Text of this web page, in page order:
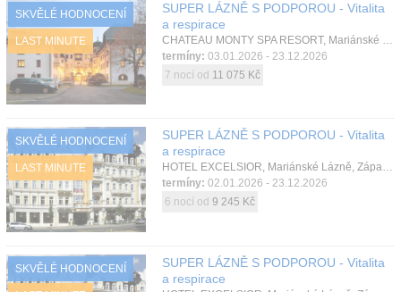
SKVĚLÉ HODNOCENÍ
LAST MINUTE
SUPER LÁZNĚ S PODPOROU - Vitalita
a respirace
CHATEAU MONTY SPA RESORT, Mariánské Lázně, Západní Čechy, Česká republika
termíny: 03.01.2026 - 23.12.2026
7 nocí od 11 075 Kč
SKVĚLÉ HODNOCENÍ
LAST MINUTE
SUPER LÁZNĚ S PODPOROU - Vitalita
a respirace
HOTEL EXCELSIOR, Mariánské Lázně, Západní Čechy, Česká republika
termíny: 02.01.2026 - 23.12.2026
6 nocí od 9 245 Kč
SKVĚLÉ HODNOCENÍ
SUPER LÁZNĚ S PODPOROU - Vitalita
a respirace